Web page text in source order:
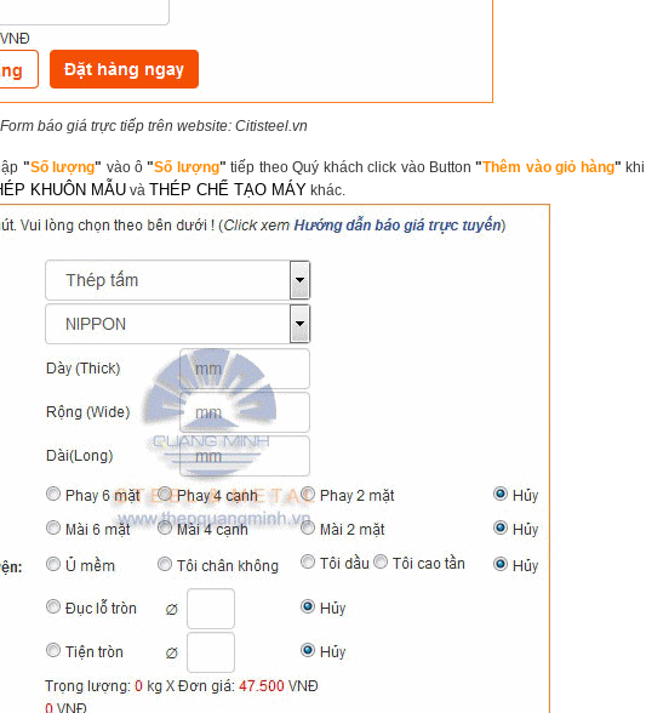
Form báo giá trực tiếp trên website: Citisteel.vn
"Số lượng" vào ô "Số lượng"tiếp theo Quý khách click vào Button "Thêm vào giỏ hàng" khi
KHUÔN MẪU và THÉP CHẾ TẠO MÁY khác.